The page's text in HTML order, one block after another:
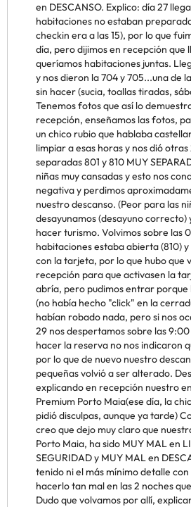
en DESCANSO. Explico: día 27
habitaciones no estaban
checkin era a las 15), por lo que
día, pero dijimos en recepción que
queríamos habitaciones juntas.
y nos dieron la 704 y 705...una de
sin hacer (sucia, toallas tiradas,
Tenemos fotos que así lo
recepción, enseñamos las fotos,
un chico rubio que hablaba
limpiar a esas horas y nos dió
separadas 801 y 810 MUY
niñas muy cansadas y esto nos
negativa y perdimos
nuestro descanso. (Peor para las
desayunamos (desayuno correcto)
hacer turismo. Volvimos sobre las
habitaciones estaba abierta (810)
con la tarjeta, por lo que hubo que
recepción para que activasen la
abría, pero pudimos entrar
(no había hecho "click" en la
habían robado nada, pero si nos
29 nos despertamos sobre las
hacer la reserva no nos indicaron
por lo que de nuevo nuestro
pequeñas volvió a ser alterado.
explicando en recepción nuestro
Premium Porto Maia(ese día, la
pidió disculpas, aunque ya tarde)
creo que dejo muy claro que
Porto Maia, ha sido MUY MAL en
SEGURIDAD y MUY MAL en
tenido ni el más mínimo detalle
hacerlo tan mal en las 2 noches
Dudo que volvamos por allí,